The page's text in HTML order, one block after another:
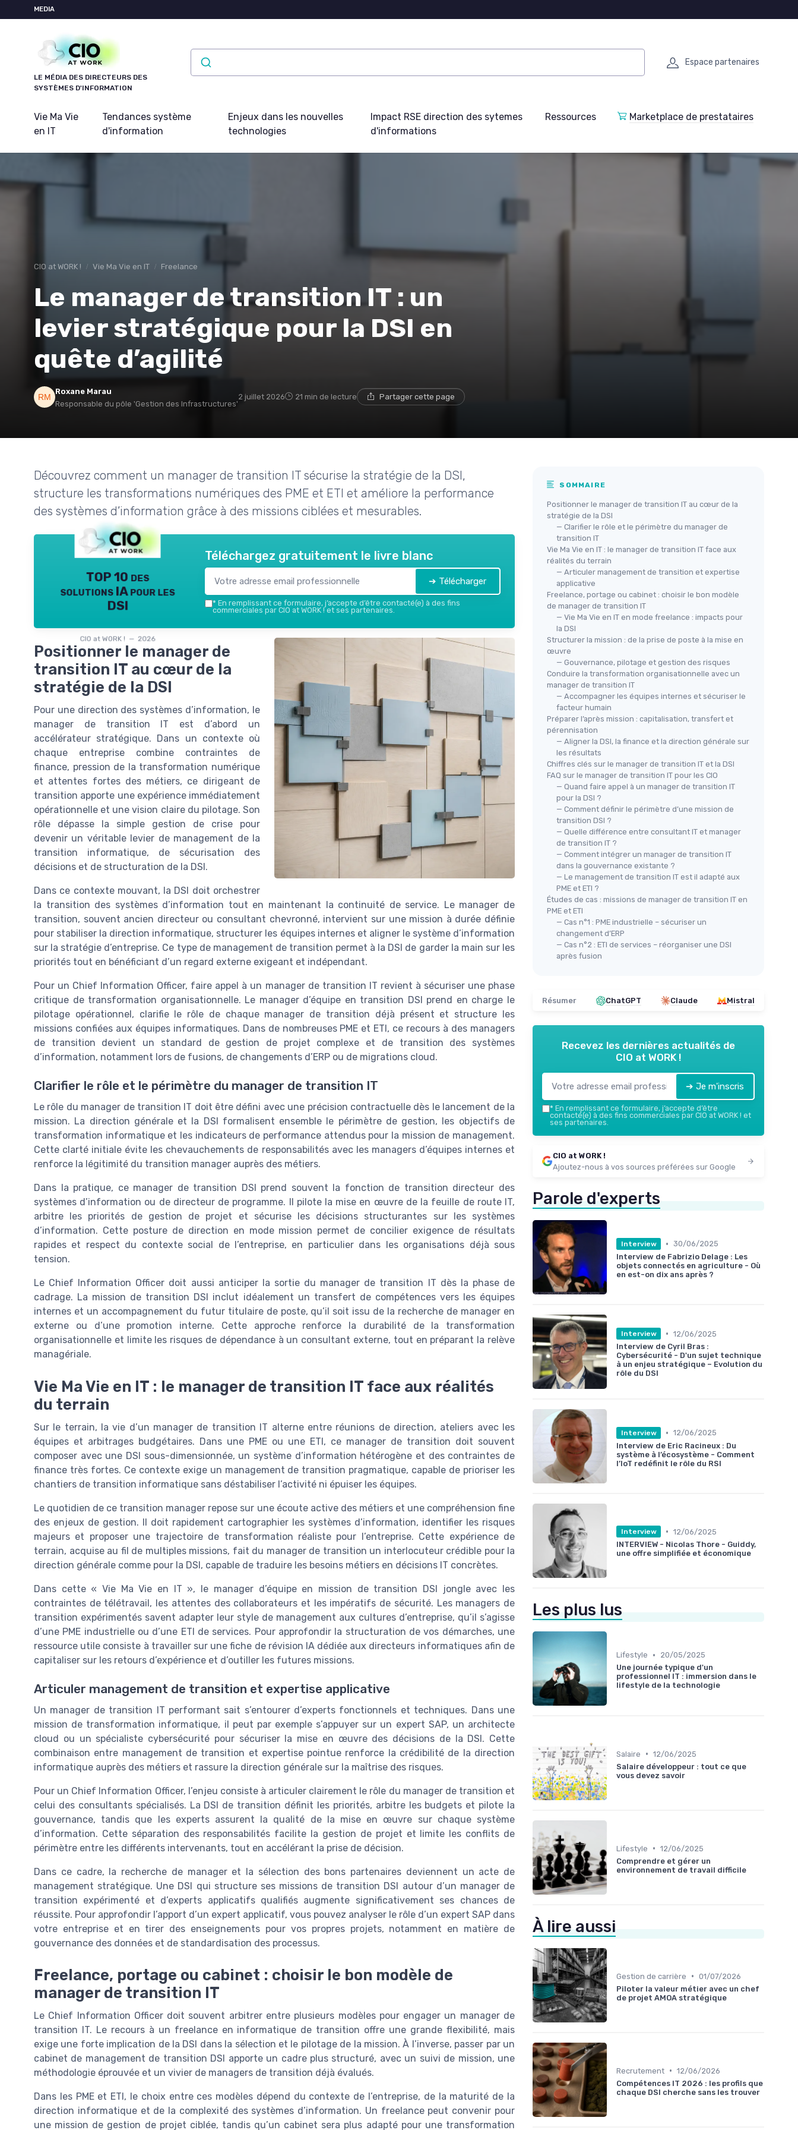
MEDIA
LE MÉDIA DES DIRECTEURS DES
SYSTÈMES D'INFORMATION
Espace partenaires
Vie Ma Vie
en IT
Tendances système
d'information
Enjeux dans les nouvelles
technologies
Impact RSE direction des sytemes
d'informations
Ressources Marketplace de prestataires
CIO at WORK ! Vie Ma Vie en IT Freelance
Le manager de transition IT : un
levier stratégique pour la DSI en
quête d’agilité
Roxane Marau
Responsable du pôle 'Gestion des Infrastructures'
2 juillet 2026 21 min de lecture Partager cette page
Découvrez comment un manager de transition IT sécurise la stratégie de la DSI,
structure les transformations numériques des PME et ETI et améliore la performance
des systèmes d’information grâce à des missions ciblées et mesurables.
TOP 10 des
solutions IA pour les
DSI
CIO at WORK ! — 2026
Téléchargez gratuitement le livre blanc
➔ Télécharger
* En remplissant ce formulaire, j’accepte d’être contacté(e) à des fins
commerciales par CIO at WORK ! et ses partenaires.
Positionner le manager de
transition IT au cœur de la
stratégie de la DSI
Pour une direction des systèmes d’information, le
manager de transition IT est d’abord un
accélérateur stratégique. Dans un contexte où
chaque entreprise combine contraintes de
finance, pression de la transformation numérique
et attentes fortes des métiers, ce dirigeant de
transition apporte une expérience immédiatement
opérationnelle et une vision claire du pilotage. Son
rôle dépasse la simple gestion de crise pour
devenir un véritable levier de management de la
transition informatique, de sécurisation des
décisions et de structuration de la DSI.
Dans ce contexte mouvant, la DSI doit orchestrer
la transition des systèmes d’information tout en maintenant la continuité de service. Le manager de
transition, souvent ancien directeur ou consultant chevronné, intervient sur une mission à durée définie
pour stabiliser la direction informatique, structurer les équipes internes et aligner le système d’information
sur la stratégie d’entreprise. Ce type de management de transition permet à la DSI de garder la main sur les
priorités tout en bénéficiant d’un regard externe exigeant et indépendant.
Pour un Chief Information Officer, faire appel à un manager de transition IT revient à sécuriser une phase
critique de transformation organisationnelle. Le manager d’équipe en transition DSI prend en charge le
pilotage opérationnel, clarifie le rôle de chaque manager de transition déjà présent et structure les
missions confiées aux équipes informatiques. Dans de nombreuses PME et ETI, ce recours à des managers
de transition devient un standard de gestion de projet complexe et de transition des systèmes
d’information, notamment lors de fusions, de changements d’ERP ou de migrations cloud.
Clarifier le rôle et le périmètre du manager de transition IT
Le rôle du manager de transition IT doit être défini avec une précision contractuelle dès le lancement de la
mission. La direction générale et la DSI formalisent ensemble le périmètre de gestion, les objectifs de
transformation informatique et les indicateurs de performance attendus pour la mission de management.
Cette clarté initiale évite les chevauchements de responsabilités avec les managers d’équipes internes et
renforce la légitimité du transition manager auprès des métiers.
Dans la pratique, ce manager de transition DSI prend souvent la fonction de transition directeur des
systèmes d’information ou de directeur de programme. Il pilote la mise en œuvre de la feuille de route IT,
arbitre les priorités de gestion de projet et sécurise les décisions structurantes sur les systèmes
d’information. Cette posture de direction en mode mission permet de concilier exigence de résultats
rapides et respect du contexte social de l’entreprise, en particulier dans les organisations déjà sous
tension.
Le Chief Information Officer doit aussi anticiper la sortie du manager de transition IT dès la phase de
cadrage. La mission de transition DSI inclut idéalement un transfert de compétences vers les équipes
internes et un accompagnement du futur titulaire de poste, qu’il soit issu de la recherche de manager en
externe ou d’une promotion interne. Cette approche renforce la durabilité de la transformation
organisationnelle et limite les risques de dépendance à un consultant externe, tout en préparant la relève
managériale.
Vie Ma Vie en IT : le manager de transition IT face aux réalités
du terrain
Sur le terrain, la vie d’un manager de transition IT alterne entre réunions de direction, ateliers avec les
équipes et arbitrages budgétaires. Dans une PME ou une ETI, ce manager de transition doit souvent
composer avec une DSI sous-dimensionnée, un système d’information hétérogène et des contraintes de
finance très fortes. Ce contexte exige un management de transition pragmatique, capable de prioriser les
chantiers de transition informatique sans déstabiliser l’activité ni épuiser les équipes.
Le quotidien de ce transition manager repose sur une écoute active des métiers et une compréhension fine
des enjeux de gestion. Il doit rapidement cartographier les systèmes d’information, identifier les risques
majeurs et proposer une trajectoire de transformation réaliste pour l’entreprise. Cette expérience de
terrain, acquise au fil de multiples missions, fait du manager de transition un interlocuteur crédible pour la
direction générale comme pour la DSI, capable de traduire les besoins métiers en décisions IT concrètes.
Dans cette « Vie Ma Vie en IT », le manager d’équipe en mission de transition DSI jongle avec les
contraintes de télétravail, les attentes des collaborateurs et les impératifs de sécurité. Les managers de
transition expérimentés savent adapter leur style de management aux cultures d’entreprise, qu’il s’agisse
d’une PME industrielle ou d’une ETI de services. Pour approfondir la structuration de vos démarches, une
ressource utile consiste à travailler sur une fiche de révision IA dédiée aux directeurs informatiques afin de
capitaliser sur les retours d’expérience et d’outiller les futures missions.
Articuler management de transition et expertise applicative
Un manager de transition IT performant sait s’entourer d’experts fonctionnels et techniques. Dans une
mission de transformation informatique, il peut par exemple s’appuyer sur un expert SAP, un architecte
cloud ou un spécialiste cybersécurité pour sécuriser la mise en œuvre des décisions de la DSI. Cette
combinaison entre management de transition et expertise pointue renforce la crédibilité de la direction
informatique auprès des métiers et rassure la direction générale sur la maîtrise des risques.
Pour un Chief Information Officer, l’enjeu consiste à articuler clairement le rôle du manager de transition et
celui des consultants spécialisés. La DSI de transition définit les priorités, arbitre les budgets et pilote la
gouvernance, tandis que les experts assurent la qualité de la mise en œuvre sur chaque système
d’information. Cette séparation des responsabilités facilite la gestion de projet et limite les conflits de
périmètre entre les différents intervenants, tout en accélérant la prise de décision.
Dans ce cadre, la recherche de manager et la sélection des bons partenaires deviennent un acte de
management stratégique. Une DSI qui structure ses missions de transition DSI autour d’un manager de
transition expérimenté et d’experts applicatifs qualifiés augmente significativement ses chances de
réussite. Pour approfondir l’apport d’un expert applicatif, vous pouvez analyser le rôle d’un expert SAP dans
votre entreprise et en tirer des enseignements pour vos propres projets, notamment en matière de
gouvernance des données et de standardisation des processus.
Freelance, portage ou cabinet : choisir le bon modèle de
manager de transition IT
Le Chief Information Officer doit souvent arbitrer entre plusieurs modèles pour engager un manager de
transition IT. Le recours à un freelance en informatique de transition offre une grande flexibilité, mais
exige une forte implication de la DSI dans la sélection et le pilotage de la mission. À l’inverse, passer par un
cabinet de management de transition DSI apporte un cadre plus structuré, avec un suivi de mission, une
méthodologie éprouvée et un vivier de managers de transition déjà évalués.
Dans les PME et ETI, le choix entre ces modèles dépend du contexte de l’entreprise, de la maturité de la
direction informatique et de la complexité des systèmes d’information. Un freelance peut convenir pour
une mission de gestion de projet ciblée, tandis qu’un cabinet sera plus adapté pour une transformation
SOMMAIRE
Positionner le manager de transition IT au cœur de la
stratégie de la DSI
— Clarifier le rôle et le périmètre du manager de
transition IT
Vie Ma Vie en IT : le manager de transition IT face aux
réalités du terrain
— Articuler management de transition et expertise
applicative
Freelance, portage ou cabinet : choisir le bon modèle
de manager de transition IT
— Vie Ma Vie en IT en mode freelance : impacts pour
la DSI
Structurer la mission : de la prise de poste à la mise en
œuvre
— Gouvernance, pilotage et gestion des risques
Conduire la transformation organisationnelle avec un
manager de transition IT
— Accompagner les équipes internes et sécuriser le
facteur humain
Préparer l’après mission : capitalisation, transfert et
pérennisation
— Aligner la DSI, la finance et la direction générale sur
les résultats
Chiffres clés sur le manager de transition IT et la DSI
FAQ sur le manager de transition IT pour les CIO
— Quand faire appel à un manager de transition IT
pour la DSI ?
— Comment définir le périmètre d’une mission de
transition DSI ?
— Quelle différence entre consultant IT et manager
de transition IT ?
— Comment intégrer un manager de transition IT
dans la gouvernance existante ?
— Le management de transition IT est il adapté aux
PME et ETI ?
Études de cas : missions de manager de transition IT en
PME et ETI
— Cas n°1 : PME industrielle – sécuriser un
changement d’ERP
— Cas n°2 : ETI de services – réorganiser une DSI
après fusion
Résumer ChatGPT Claude Mistral
Recevez les dernières actualités de
CIO at WORK !
➔ Je m'inscris
* En remplissant ce formulaire, j’accepte d’être
contacté(e) à des fins commerciales par CIO at WORK ! et
ses partenaires.
CIO at WORK !
Ajoutez-nous à vos sources préférées sur Google
Parole d'experts
Interview • 30/06/2025
Interview de Fabrizio Delage : Les
objets connectés en agriculture - Où
en est-on dix ans après ?
Interview • 12/06/2025
Interview de Cyril Bras :
Cybersécurité - D'un sujet technique
à un enjeu stratégique – Evolution du
rôle du DSI
Interview • 12/06/2025
Interview de Eric Racineux : Du
système à l’écosystème - Comment
l’IoT redéfinit le rôle du RSI
Interview • 12/06/2025
INTERVIEW - Nicolas Thore - Guiddy,
une offre simplifiée et économique
Les plus lus
Lifestyle •
20/05/2025
Une journée typique d'un
professionnel IT : immersion dans le
lifestyle de la technologie
Salaire • 12/06/2025
Salaire développeur : tout ce que
vous devez savoir
Lifestyle • 12/06/2025
Comprendre et gérer un
environnement de travail difficile
À lire aussi
Gestion de carrière • 01/07/2026
Piloter la valeur métier avec un chef
de projet AMOA stratégique
Recrutement • 12/06/2026
Compétences IT 2026 : les profils que
chaque DSI cherche sans les trouver
Panneau de gestion des cookies